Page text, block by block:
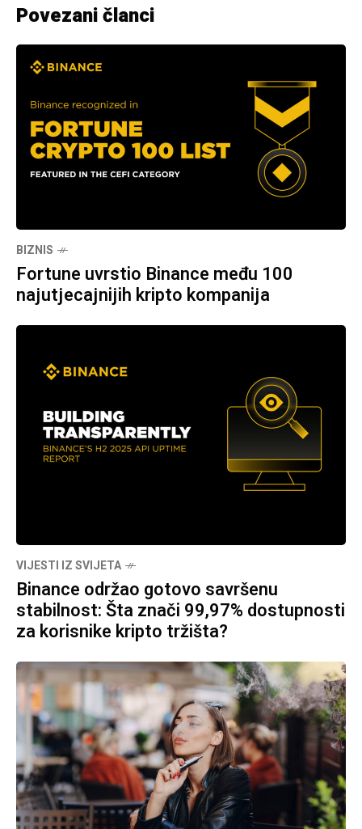
Povezani članci
BIZNIS
Fortune uvrstio Binance među 100
najutjecajnijih kripto kompanija
VIJESTI IZ SVIJETA
Binance održao gotovo savršenu
stabilnost: Šta znači 99,97% dostupnosti
za korisnike kripto tržišta?